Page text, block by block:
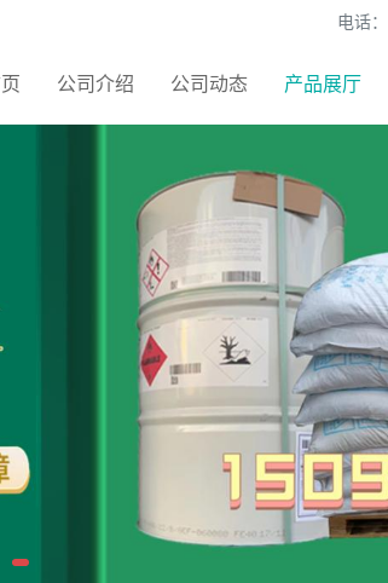
电话：
公司介绍 公司动态 产品展厅